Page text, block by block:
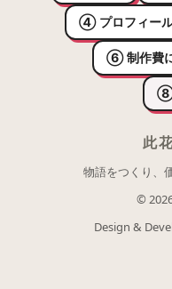
④ プロフィー
⑥ 制作費
⑧
此
物語をつくり、
©
Design &